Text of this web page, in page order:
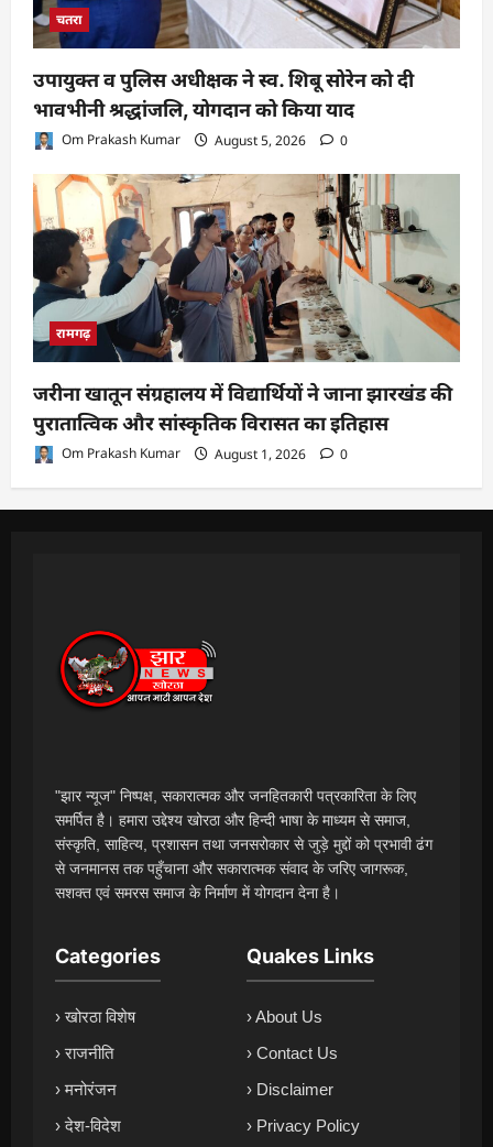
चतरा
उपायुक्त व पुलिस अधीक्षक ने स्व. शिबू सोरेन को दी
भावभीनी श्रद्धांजलि, योगदान को किया याद
Om Prakash Kumar August 5, 2026 0
रामगढ़
जरीना खातून संग्रहालय में विद्यार्थियों ने जाना झारखंड की
पुरातात्विक और सांस्कृतिक विरासत का इतिहास
Om Prakash Kumar August 1, 2026 0
"झार न्यूज" निष्पक्ष, सकारात्मक और जनहितकारी पत्रकारिता के लिए
समर्पित है। हमारा उद्देश्य खोरठा और हिन्दी भाषा के माध्यम से समाज,
संस्कृति, साहित्य, प्रशासन तथा जनसरोकार से जुड़े मुद्दों को प्रभावी ढंग
से जनमानस तक पहुँचाना और सकारात्मक संवाद के जरिए जागरूक,
सशक्त एवं समरस समाज के निर्माण में योगदान देना है।
Categories
› खोरठा विशेष
› राजनीति
› मनोरंजन
› देश-विदेश
Quakes Links
› About Us
› Contact Us
› Disclaimer
› Privacy Policy